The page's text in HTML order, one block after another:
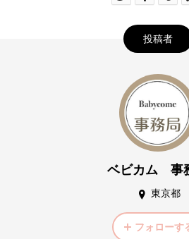
投稿者
ベビカム 事
東京都
フォローす